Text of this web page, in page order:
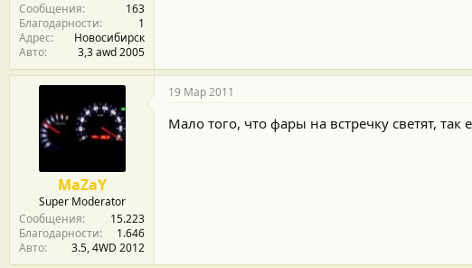
Сообщения
163
Благодарности
1
Адрес
Новосибирск
Авто
3,3 awd 2005
MaZaY
Super Moderator
Сообщения
15.223
Благодарности
1.646
Авто
3.5, 4WD 2012
19 Мар 2011
Мало того, что фары на встречку светят,